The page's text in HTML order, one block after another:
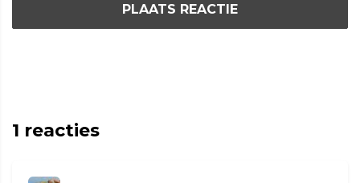
PLAATS REACTIE
1 reacties